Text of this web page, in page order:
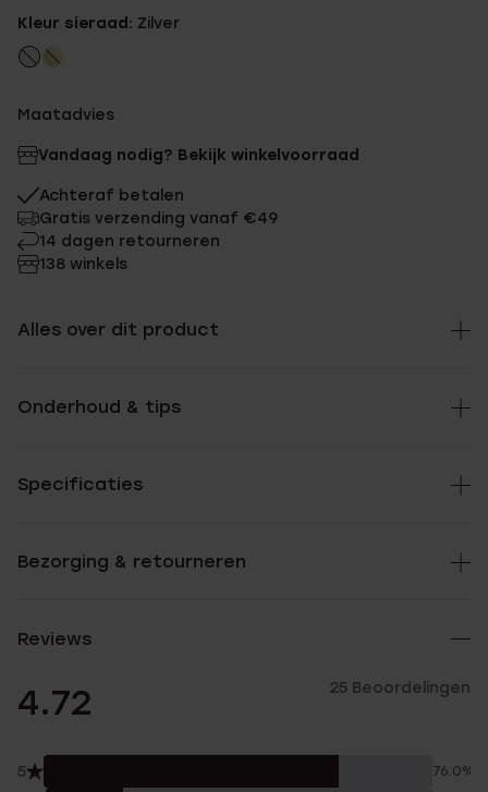
Kleur sieraad: Zilver
Maatadvies
Vandaag nodig? Bekijk winkelvoorraad
Achteraf betalen
Gratis verzending vanaf €49
14 dagen retourneren
138 winkels
Alles over dit product
Onderhoud & tips
Specificaties
Bezorging & retourneren
Reviews
4.72 25 Beoordelingen
5 76.0%